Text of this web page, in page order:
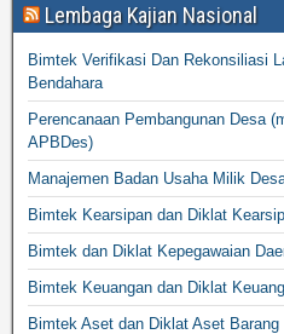
Lembaga Kajian Nasional
Bimtek Verifikasi Dan Rekonsiliasi
Bendahara
Perencanaan Pembangunan Desa
APBDes)
Manajemen Badan Usaha Milik
Bimtek Kearsipan dan Diklat
Bimtek dan Diklat Kepegawaian
Bimtek Keuangan dan Diklat
Bimtek Aset dan Diklat Aset Barang